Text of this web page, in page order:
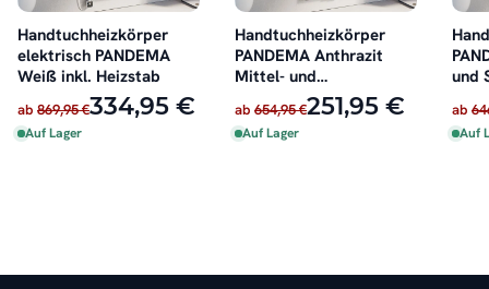
Handtuchheizkörper
elektrisch PANDEMA
Weiß inkl. Heizstab
ab 869,95 €334,95 €
Auf Lager
Handtuchheizkörper
PANDEMA Anthrazit
Mittel- und
Seitenanschluss
ab 654,95 €251,95 €
Auf Lager
und
ab
Auf